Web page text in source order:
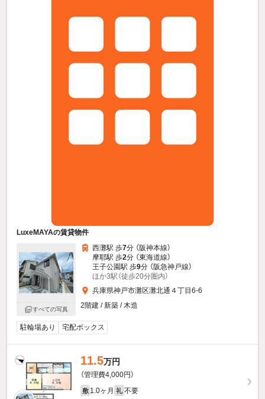
LuxeMAYAの賃貸物件
すべての写真
西灘駅 歩7分 （阪神本線）
摩耶駅 歩2分 （東海道線）
王子公園駅 歩9分 （阪急神戸線）
ほか3駅（徒歩20分圏内）
兵庫県神戸市灘区灘北通４丁目6-6
2階建 / 新築 / 木造
駐輪場あり 宅配ボックス
11.5万円
（管理費4,000円）
敷 1.0ヶ月 礼 不要